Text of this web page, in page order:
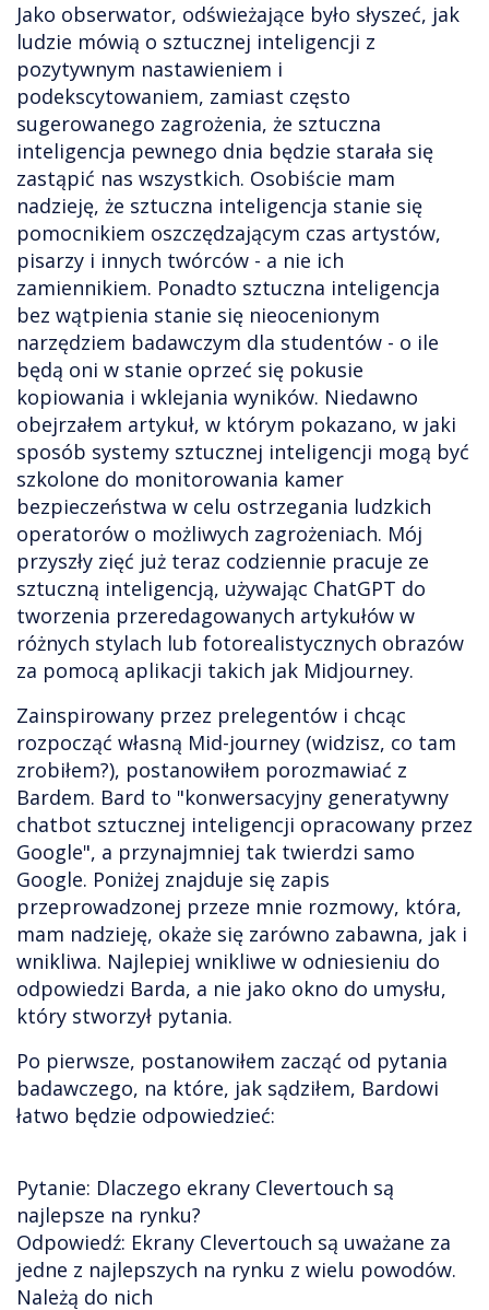
Jako obserwator, odświeżające było słyszeć, jak
ludzie mówią o sztucznej inteligencji z
pozytywnym nastawieniem i
podekscytowaniem, zamiast często
sugerowanego zagrożenia, że sztuczna
inteligencja pewnego dnia będzie starała się
zastąpić nas wszystkich. Osobiście mam
nadzieję, że sztuczna inteligencja stanie się
pomocnikiem oszczędzającym czas artystów,
pisarzy i innych twórców - a nie ich
zamiennikiem. Ponadto sztuczna inteligencja
bez wątpienia stanie się nieocenionym
narzędziem badawczym dla studentów - o ile
będą oni w stanie oprzeć się pokusie
kopiowania i wklejania wyników. Niedawno
obejrzałem artykuł, w którym pokazano, w jaki
sposób systemy sztucznej inteligencji mogą być
szkolone do monitorowania kamer
bezpieczeństwa w celu ostrzegania ludzkich
operatorów o możliwych zagrożeniach. Mój
przyszły zięć już teraz codziennie pracuje ze
sztuczną inteligencją, używając ChatGPT do
tworzenia przeredagowanych artykułów w
różnych stylach lub fotorealistycznych obrazów
za pomocą aplikacji takich jak Midjourney.
Zainspirowany przez prelegentów i chcąc
rozpocząć własną Mid-journey (widzisz, co tam
zrobiłem?), postanowiłem porozmawiać z
Bardem. Bard to "konwersacyjny generatywny
chatbot sztucznej inteligencji opracowany przez
Google", a przynajmniej tak twierdzi samo
Google. Poniżej znajduje się zapis
przeprowadzonej przeze mnie rozmowy, która,
mam nadzieję, okaże się zarówno zabawna, jak i
wnikliwa. Najlepiej wnikliwe w odniesieniu do
odpowiedzi Barda, a nie jako okno do umysłu,
który stworzył pytania.
Po pierwsze, postanowiłem zacząć od pytania
badawczego, na które, jak sądziłem, Bardowi
łatwo będzie odpowiedzieć:
Pytanie: Dlaczego ekrany Clevertouch są
najlepsze na rynku?
Odpowiedź: Ekrany Clevertouch są uważane za
jedne z najlepszych na rynku z wielu powodów.
Należą do nich